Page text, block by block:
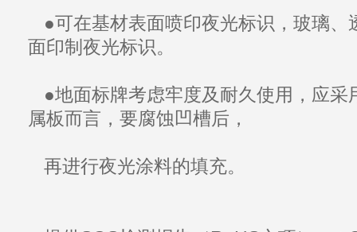
●可在基材表面喷印夜光标识，玻璃、
面印制夜光标识。
●地面标牌考虑牢度及耐久使用，应采
属板而言，要腐蚀凹槽后，
再进行夜光涂料的填充。